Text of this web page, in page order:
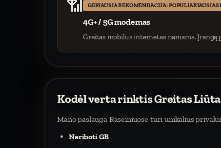
📶 GERIAUSIA REKOMENDACIJA:
4G+ / 5G modemas
Greitas mobilus internetas namams. Įrangą
Kodėl verta rinktis Greitas
Mano paslauga Raseiniuose turi unikalius
Neriboti GB